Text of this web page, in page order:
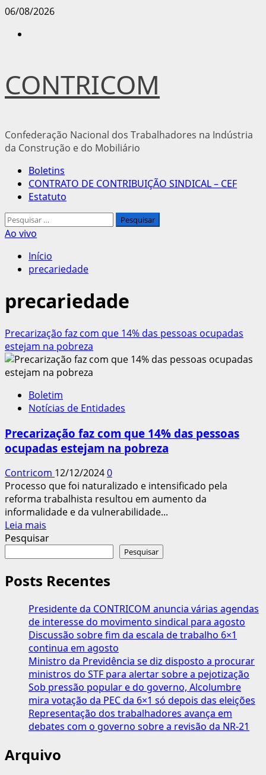
Avançar
06/08/2026
CONTRICOM
Confederação Nacional dos Trabalhadores na Indústria
da Construção e do Mobiliário
Menu
principal
Boletins
CONTRATO DE CONTRIBUIÇÃO SINDICAL – CEF
Estatuto
Pesquisar
por:
Ao vivo
Início
precariedade
precariedade
Precarização faz com que 14% das pessoas ocupadas
estejam na pobreza
Boletim
Notícias de Entidades
Precarização faz com que 14% das pessoas
ocupadas estejam na pobreza
Contricom 12/12/20240
Processo que foi naturalizado e intensificado pela
reforma trabalhista resultou em aumento da
informalidade e da vulnerabilidade...
Leia mais
mais
faz
com
que
14%
das
pessoas
ocupadas
estejam
na
pobreza
Pesquisar
Pesquisar
Posts Recentes
Presidente da CONTRICOM anuncia várias agendas
de interesse do movimento sindical para agosto
Discussão sobre fim da escala de trabalho 6×1
continua em agosto
Ministro da Previdência se diz disposto a procurar
ministros do STF para alertar sobre a pejotização
Sob pressão popular e do governo, Alcolumbre
mira votação da PEC da 6×1 só depois das eleições
Representação dos trabalhadores avança em
debates com o governo sobre a revisão da NR-21
Arquivo